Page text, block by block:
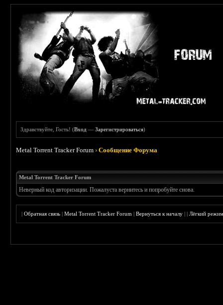
Здравствуйте, Гость! (Вход —Зарегистрироваться)
Metal Torrent Tracker Forum ›Сообщение Форума
Metal Torrent Tracker Forum
Неверный код авторизации. Пожалуста вернитесь и попробуйте снова.
|Обратная связь |Metal Torrent Tracker Forum |Вернуться к началу ||Лёгкий